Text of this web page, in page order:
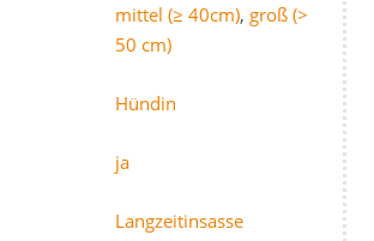
mittel (≥ 40cm), groß (>
50 cm)
Hündin
ja
Langzeitinsasse